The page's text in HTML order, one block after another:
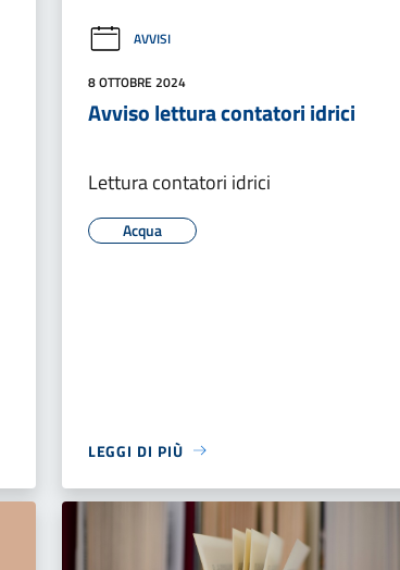
AVVISI
8 OTTOBRE 2024
Avviso lettura contatori idrici
Lettura contatori idrici
Acqua
LEGGI DI PIÙ